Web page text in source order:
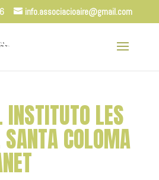
info.associacioaire@gmail.com
INSTITUTO LES
COLOMA